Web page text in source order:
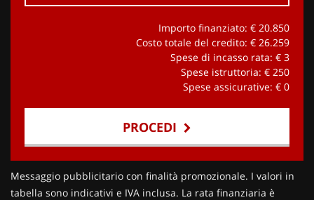
Importo finanziato: € 20.850
Costo totale del credito: € 26.259
Spese di incasso rata: € 3
Spese istruttoria: € 250
Spese assicurative: € 0
PROCEDI
Contattaci
Messaggio pubblicitario con finalità promozionale. I valori in
tabella sono indicativi e IVA inclusa. La rata finanziaria è